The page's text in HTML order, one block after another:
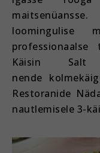
loomingulise
Käisin Salt
nende
Restoranide
nautlemisele 3-